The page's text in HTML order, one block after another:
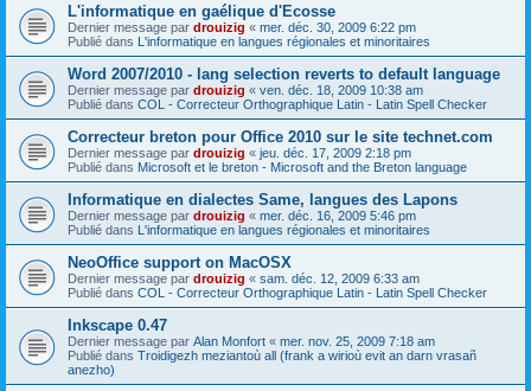
L'informatique en gaélique d'Ecosse
Dernier message par drouizig « mer. déc. 30, 2009 6:22 pm
Publié dans L'informatique en langues régionales et minoritaires
Word 2007/2010 - lang selection reverts to default language
Dernier message par drouizig « ven. déc. 18, 2009 10:38 am
Publié dans COL - Correcteur Orthographique Latin - Latin Spell Checker
Correcteur breton pour Office 2010 sur le site technet.com
Dernier message par drouizig « jeu. déc. 17, 2009 2:18 pm
Publié dans Microsoft et le breton - Microsoft and the Breton language
Informatique en dialectes Same, langues des Lapons
Dernier message par drouizig « mer. déc. 16, 2009 5:46 pm
Publié dans L'informatique en langues régionales et minoritaires
NeoOffice support on MacOSX
Dernier message par drouizig « sam. déc. 12, 2009 6:33 am
Publié dans COL - Correcteur Orthographique Latin - Latin Spell Checker
Inkscape 0.47
Dernier message par Alan Monfort « mer. nov. 25, 2009 7:18 am
Publié dans Troidigezh meziantoù all (frank a wirioù evit an darn vrasañ
anezho)